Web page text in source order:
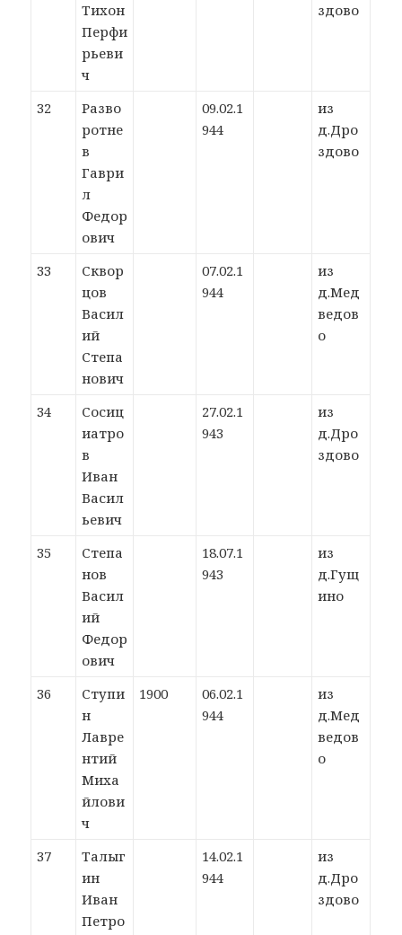
Тихон
Перфи
рьеви
ч
здово
32
Разво
ротне
в
Гаври
л
Федор
ович
09.02.1
944
из
д.Дро
здово
33
Сквор
цов
Васил
ий
Степа
нович
07.02.1
944
из
д.Мед
ведов
о
34
Сосиц
иатро
в
Иван
Васил
ьевич
27.02.1
943
из
д.Дро
здово
35
Степа
нов
Васил
ий
Федор
ович
18.07.1
943
из
д.Гущ
ино
36
Ступи
н
Лавре
нтий
Миха
йлови
ч
1900
06.02.1
944
из
д.Мед
ведов
о
37
Талыг
ин
Иван
Петро
14.02.1
944
из
д.Дро
здово